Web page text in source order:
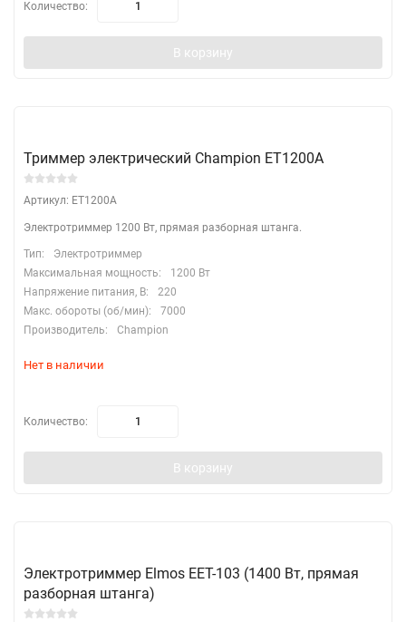
Количество:
В корзину
Триммер электрический Champion ET1200А
Артикул: ET1200А
Электротриммер 1200 Вт, прямая разборная штанга.
Тип:
Электротриммер
Максимальная мощность:
1200 Вт
Напряжение питания, В:
220
Макс. обороты (об/мин):
7000
Производитель:
Champion
Нет в наличии
Количество:
В корзину
Электротриммер Elmos EET-103 (1400 Вт, прямая
разборная штанга)